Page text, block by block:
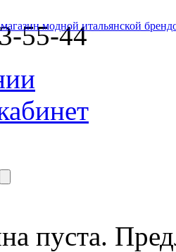
55-44
пуста.